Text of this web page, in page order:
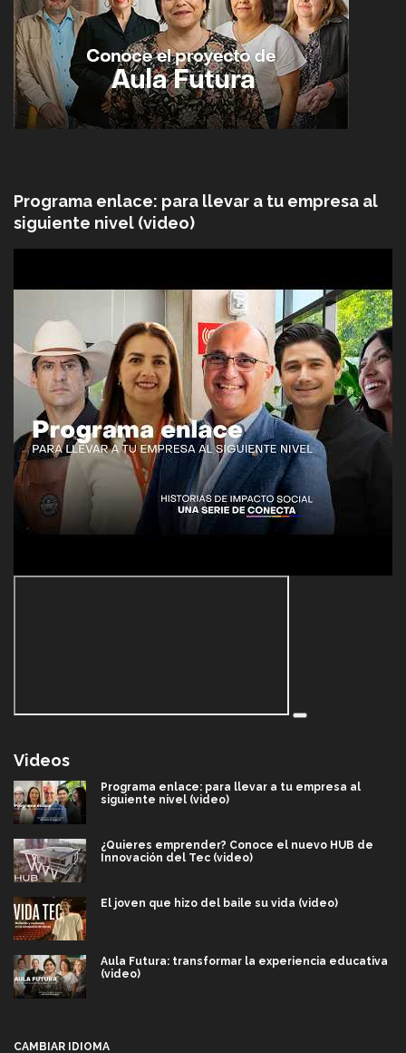
Programa enlace: para llevar a tu empresa al
siguiente nivel (video)
Videos
Programa enlace: para llevar a tu empresa al
siguiente nivel (video)
¿Quieres emprender? Conoce el nuevo HUB de
Innovación del Tec (video)
El joven que hizo del baile su vida (video)
Aula Futura: transformar la experiencia educativa
(video)
CAMBIAR IDIOMA